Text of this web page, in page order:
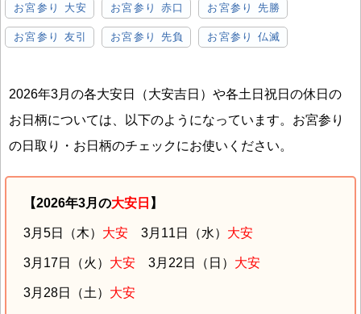
お宮参り 大安 お宮参り 赤口 お宮参り 先勝
お宮参り 友引 お宮参り 先負 お宮参り 仏滅
2026年3月の各大安日（大安吉日）や各土日祝日の休日の
お日柄については、以下のようになっています。お宮参り
の日取り・お日柄のチェックにお使いください。
【2026年3月の大安日 】
3月5日（木） 大安 3月11日（水） 大安
3月17日（火） 大安 3月22日（日） 大安
3月28日（土） 大安